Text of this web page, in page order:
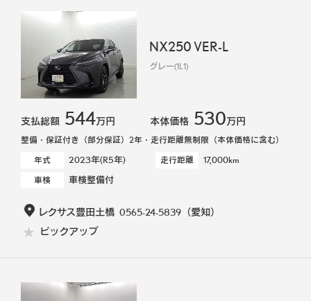
NX250 VER-L
グレー(1L1)
支払総額 544万円 本体価格 530万円
整備・保証付き（部分保証）2年・走行距離無制限（本体価格に含む）
年式
2023年(R5年) 走行距離 17,000km
車検 車検整備付
レクサス豊田土橋 0565-24-5839（愛知）
ピックアップ